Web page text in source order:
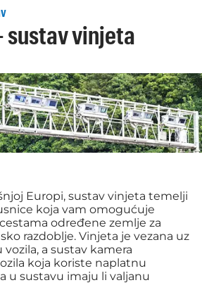
sustav vinjeta
Europi, sustav vinjeta temelji
koja vam omogućuje
određene zemlje za
razdoblje. Vinjeta je vezana uz
a sustav kamera
koja koriste naplatnu
u sustavu imaju li valjanu